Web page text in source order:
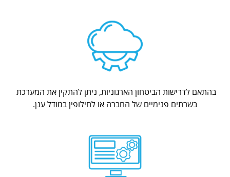
בהתאם לדרישות הביטחון הארגוניות, ניתן להתקין את המערכת
בשרתים פנימיים של החברה או לחילופין במודל ענן.